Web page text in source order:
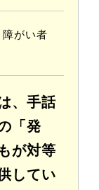
がい者
、手話
「発
が対等
してい